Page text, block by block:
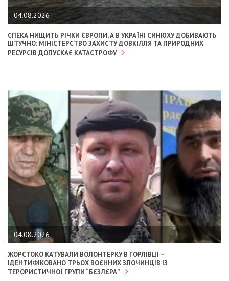
04.08.2026
СПЕКА НИЩИТЬ РІЧКИ ЄВРОПИ, А В УКРАЇНІ СИНЮХУ ДОБИВАЮТЬ
ШТУЧНО: МІНІСТЕРСТВО ЗАХИСТУ ДОВКІЛЛЯ ТА ПРИРОДНИХ
РЕСУРСІВ ДОПУСКАЄ КАТАСТРОФУ
04.08.2026
ЖОРСТОКО КАТУВАЛИ ВОЛОНТЕРКУ В ГОРЛІВЦІ –
ІДЕНТИФІКОВАНО ТРЬОХ ВОЄННИХ ЗЛОЧИНЦІВ ІЗ
ТЕРОРИСТИЧНОЇ ГРУПИ “БЄЗЛЄРА”